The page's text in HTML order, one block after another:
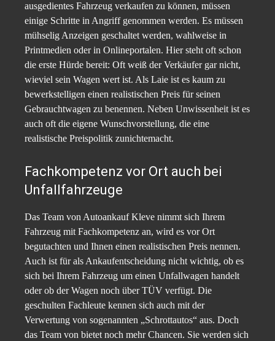
ausgedientes Fahrzeug verkaufen zu können, müssen
einige Schritte in Angriff genommen werden. Es müssen
mühselig Anzeigen geschaltet werden, wahlweise in
Printmedien oder in Onlineportalen. Hier steht oft schon
die erste Hürde bereit: Oft weiß der Verkäufer gar nicht,
wieviel sein Wagen wert ist. Als Laie ist es kaum zu
bewerkstelligen einen realistischen Preis für seinen
Gebrauchtwagen zu benennen. Neben Unwissenheit ist es
auch oft die eigene Wunschvorstellung, die eine
realistische Preispolitik zunichtemacht.
Fachkompetenz vor Ort auch bei
Unfallfahrzeuge
Das Team von Autoankauf Kleve nimmt sich Ihrem
Fahrzeug mit Fachkompetenz an, wird es vor Ort
begutachten und Ihnen einen realistischen Preis nennen.
Auch ist für als Ankaufentscheidung nicht wichtig, ob es
sich bei Ihrem Fahrzeug um einen Unfallwagen handelt
oder ob der Wagen noch über TÜV verfügt. Die
geschulten Fachleute kennen sich auch mit der
Verwertung von sogenannten „Schrottautos“ aus. Doch
das Team von bietet noch mehr Chancen. Sie werden sich